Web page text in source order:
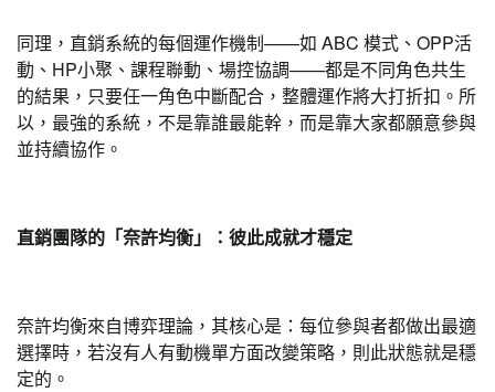
同理，直銷系統的每個運作機制——如 ABC 模式、OPP活
動、HP小聚、課程聯動、場控協調——都是不同角色共生
的結果，只要任一角色中斷配合，整體運作將大打折扣。所
以，最強的系統，不是靠誰最能幹，而是靠大家都願意參與
並持續協作。
直銷團隊的「奈許均衡」：彼此成就才穩定
奈許均衡來自博弈理論，其核心是：每位參與者都做出最適
選擇時，若沒有人有動機單方面改變策略，則此狀態就是穩
定的。